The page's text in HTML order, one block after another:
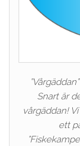
Snart är
vårgäddan!
ett